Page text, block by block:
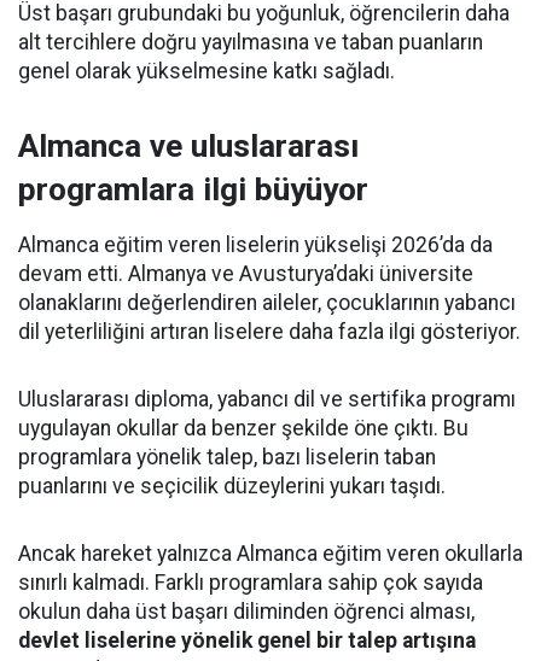
Üst başarı grubundaki bu yoğunluk, öğrencilerin daha
alt tercihlere doğru yayılmasına ve taban puanların
genel olarak yükselmesine katkı sağladı.
Almanca ve uluslararası
programlara ilgi büyüyor
Almanca eğitim veren liselerin yükselişi 2026’da da
devam etti. Almanya ve Avusturya’daki üniversite
olanaklarını değerlendiren aileler, çocuklarının yabancı
dil yeterliliğini artıran liselere daha fazla ilgi gösteriyor.
Uluslararası diploma, yabancı dil ve sertifika programı
uygulayan okullar da benzer şekilde öne çıktı. Bu
programlara yönelik talep, bazı liselerin taban
puanlarını ve seçicilik düzeylerini yukarı taşıdı.
Ancak hareket yalnızca Almanca eğitim veren okullarla
sınırlı kalmadı. Farklı programlara sahip çok sayıda
okulun daha üst başarı diliminden öğrenci alması,
devlet liselerine yönelik genel bir talep artışına